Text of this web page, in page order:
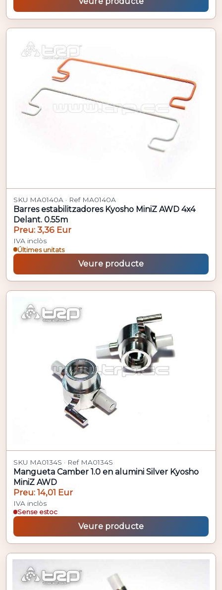
SKU MA0140A · Ref MA0140A
Barres estabilitzadores Kyosho MiniZ AWD 4x4
Delant. 0.55m
Preu: 3,36 Eur
IVA inclòs
Últimes unitats
Veure producte
SKU MA0134S · Ref MA0134S
Mangueta Camber 1.0 en alumini Silver Kyosho
MiniZ AWD
Preu: 14,01 Eur
IVA inclòs
Sense estoc
Veure producte